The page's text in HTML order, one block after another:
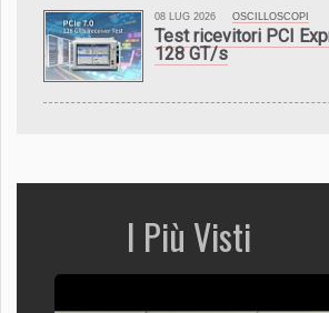
08 LUG 2026 OSCILLOSCOPI
Test ricevitori PCI
128 GT/s
I Più Visti